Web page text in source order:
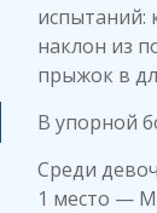
испытаний:
наклон из
прыжок в
В упорной
Среди
1 место —